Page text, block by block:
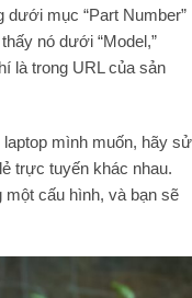
dưới mục “Part Number”
nó dưới “Model,”
là trong URL của sản
mình muốn, hãy sử
trực tuyến khác nhau.
cấu hình, và bạn sẽ